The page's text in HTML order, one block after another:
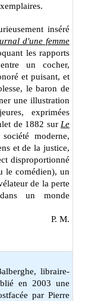
inséré
d'une femme
les rapports
un cocher,
et puisant, et
le baron de
une illustration
exprimées
de 1882 sur Le
moderne,
et de la justice,
disproportionné
le comédien), un
de la perte
un monde
P. M.
libraire-
en 2003 une
par Pierre